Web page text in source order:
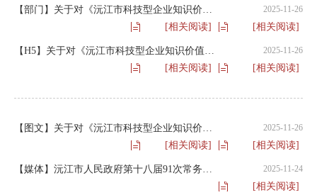
【部门】关于对《沅江市科技型企业知识价值信用贷款企业库管理办法》的解读 2025-11-26
[相关阅读]
[相关阅读]
【H5】关于对《沅江市科技型企业知识价值信用贷款企业库管理办法》的解读 2025-11-26
[相关阅读]
[相关阅读]
【图文】关于对《沅江市科技型企业知识价值信用贷款企业库管理办法》的解读 2025-11-26
[相关阅读]
[相关阅读]
【媒体】沅江市人民政府第十八届91次常务会议 2025-11-24
[相关阅读]